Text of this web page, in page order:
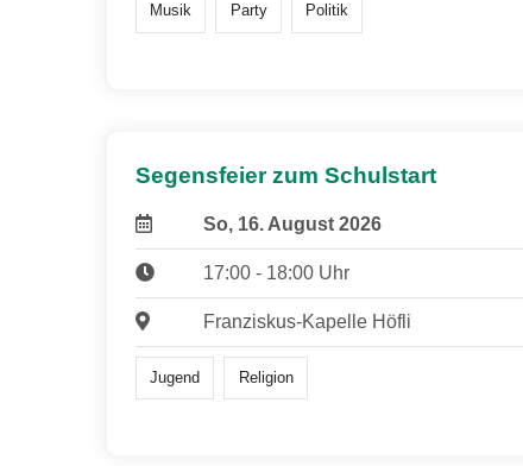
Musik Party Politik
Segensfeier zum Schulstart
So, 16. August 2026
17:00 - 18:00 Uhr
Franziskus-Kapelle Höfli
Jugend Religion